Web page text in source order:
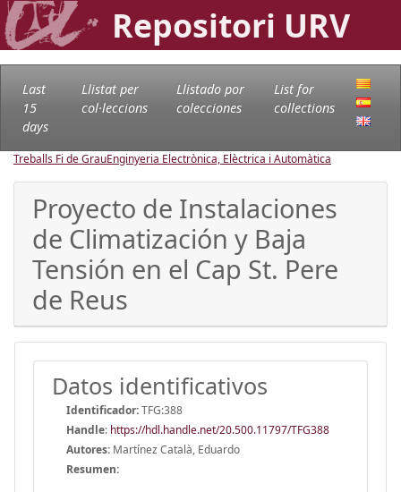
Repositori URV
Last
15
days
Llistat per
col·leccions
Llistado por
colecciones
List for
collections
Treballs Fi de GrauEnginyeria Electrònica, Elèctrica i Automàtica
Proyecto de Instalaciones
de Climatización y Baja
Tensión en el Cap St. Pere
de Reus
Datos identificativos
Identificador:TFG:388
Handle: https://hdl.handle.net/20.500.11797/TFG388
Autores: Martínez Català, Eduardo
Resumen: